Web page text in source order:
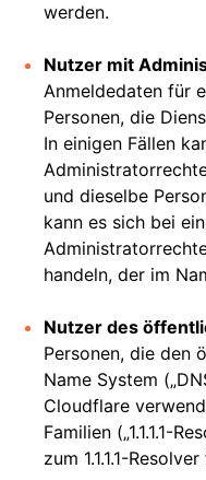
werden.
Nutzer mit
Anmeldedaten für
Personen, die
In einigen Fällen
und dieselbe
kann es sich bei
handeln, der im
Nutzer des
Personen, die den
Name System
Cloudflare
Familien („1.1.1.1-
zum 1.1.1.1-